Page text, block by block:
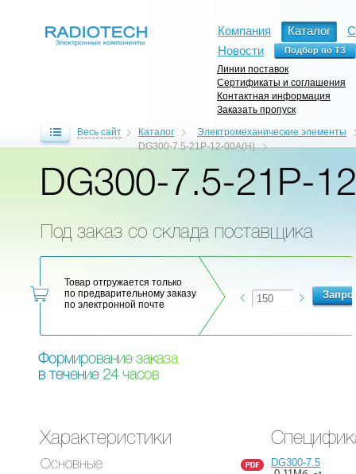
Компания Каталог
Новости
Линии поставок
Сертификаты и соглашения
Контактная информация
Заказать пропуск
Весь сайт Каталог
Электромеханические элементы
DG300-7.5-21P-12-00A(H)
DG300-7.5-21P-
Под заказ со склада поставщика
Товар отгружается только
по предварительному заказу
по электронной почте
Формирование заказа
в течение 24 часов
Характеристики
Основные
DG300-7.5